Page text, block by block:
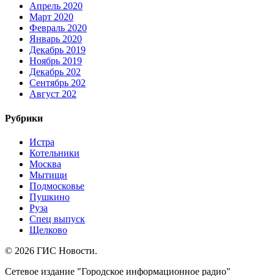
Апрель 2020
Март 2020
Февраль 2020
Январь 2020
Декабрь 2019
Ноябрь 2019
Декабрь 202
Сентябрь 202
Август 202
Рубрики
Истра
Котельники
Москва
Мытищи
Подмосковье
Пушкино
Руза
Спец выпуск
Щелково
© 2026 ГИС Новости.
Сетевое издание "Городское информационное радио"